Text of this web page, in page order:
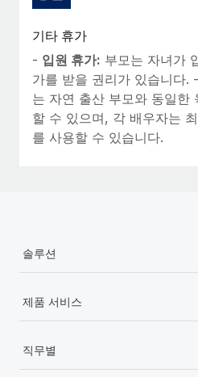
기타 휴가
- 입원 휴가: 부모는 자녀가
가를 받을 권리가 있습니다. -
는 자연 출산 부모와 동일한
할 수 있으며, 각 배우자는
를 사용할 수 있습니다.
솔루션
제품 서비스
직무별